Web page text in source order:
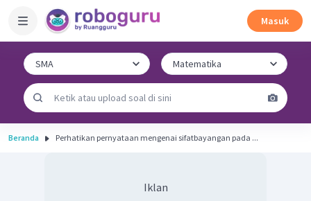
Masuk
Beranda Perhatikan pernyataan mengenai sifatbayangan pada ...
Iklan